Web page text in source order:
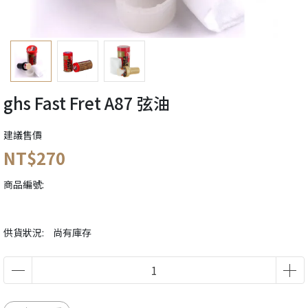
ghs Fast Fret A87 弦油
建議售價
NT$270
商品編號:
供貨狀況: 尚有庫存